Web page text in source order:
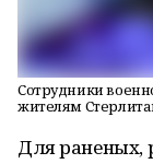
Сотрудники
жителям
Для раненых,